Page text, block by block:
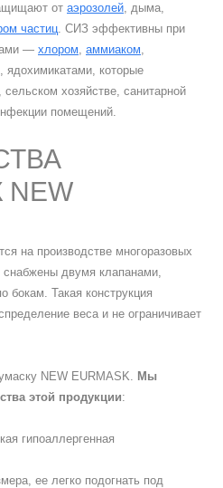
от аэрозолей, дыма,
частиц. СИЗ эффективны при
— хлором, аммиаком,
ядохимикатами, которые
хозяйстве, санитарной
помещений.
на производстве многоразовых
двумя клапанами,
Такая конструкция
веса и не ограничивает
NEW EURMASK. Мы
этой продукции:
гипоаллергенная
ее легко подогнать под